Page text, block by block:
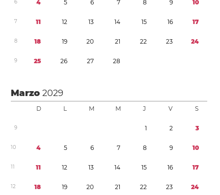
6 4 5 6 7 8 9 10
7 11 12 13 14 15 16 17
8 18 19 20 21 22 23 24
9 25 26 27 28
Marzo2029
D L M M J V S
9 1 2 3
10 4 5 6 7 8 9 10
11 11 12 13 14 15 16 17
12 18 19 20 21 22 23 24